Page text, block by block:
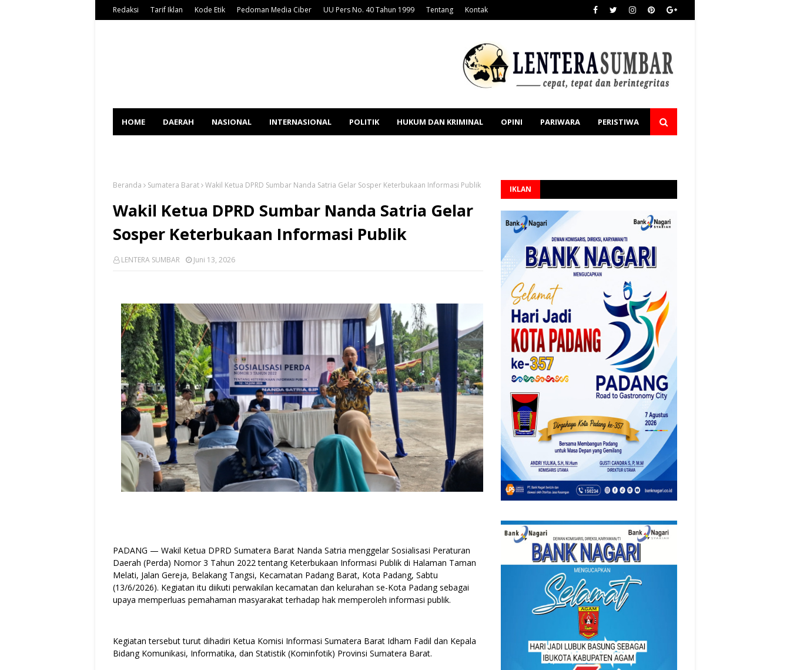
Redaksi Tarif Iklan Kode Etik Pedoman Media Ciber UU Pers No. 40 Tahun 1999 Tentang Kontak
HOME DAERAH NASIONAL INTERNASIONAL POLITIK HUKUM DAN KRIMINAL OPINI PARIWARA PERISTIWA
Beranda Sumatera Barat Wakil Ketua DPRD Sumbar Nanda Satria Gelar Sosper Keterbukaan Informasi Publik
Wakil Ketua DPRD Sumbar Nanda Satria Gelar
Sosper Keterbukaan Informasi Publik
LENTERA SUMBAR Juni 13, 2026
PADANG — Wakil Ketua DPRD Sumatera Barat Nanda Satria menggelar Sosialisasi Peraturan
Daerah (Perda) Nomor 3 Tahun 2022 tentang Keterbukaan Informasi Publik di Halaman Taman
Melati, Jalan Gereja, Belakang Tangsi, Kecamatan Padang Barat, Kota Padang, Sabtu
(13/6/2026). Kegiatan itu diikuti perwakilan kecamatan dan kelurahan se-Kota Padang sebagai
upaya memperluas pemahaman masyarakat terhadap hak memperoleh informasi publik.
Kegiatan tersebut turut dihadiri Ketua Komisi Informasi Sumatera Barat Idham Fadil dan Kepala
Bidang Komunikasi, Informatika, dan Statistik (Kominfotik) Provinsi Sumatera Barat.
IKLAN